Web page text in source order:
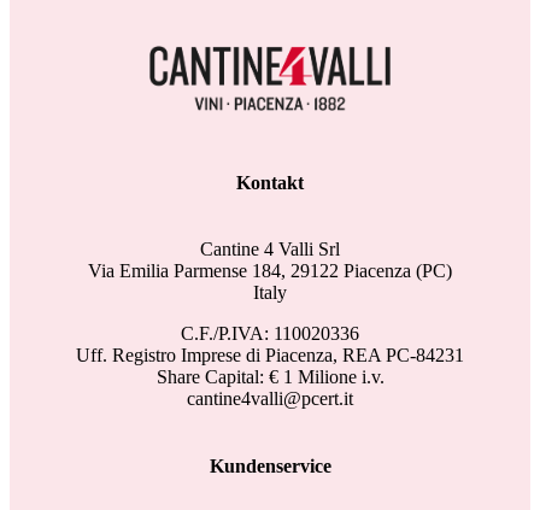
Kontakt
Cantine 4 Valli Srl
Via Emilia Parmense 184, 29122 Piacenza (PC)
Italy
C.F./P.IVA: 110020336
Uff. Registro Imprese di Piacenza, REA PC-84231
Share Capital: € 1 Milione i.v.
cantine4valli@pcert.it
Kundenservice